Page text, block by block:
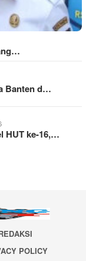
Banten d…
HUT ke-16,…
POLICY